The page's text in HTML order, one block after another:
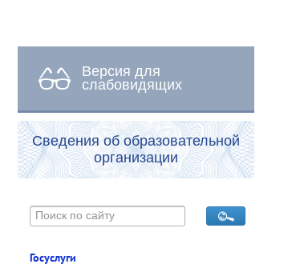
Версия для
слабовидящих
Сведения об образовательной
организации
Госуслуги